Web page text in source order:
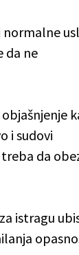
da ne
i sudovi
da
istragu